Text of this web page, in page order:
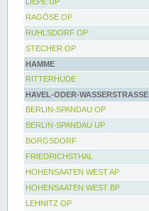
RAGÖSE OP
RUHLSDORF OP
STECHER OP
HAMME
RITTERHUDE
HAVEL-ODER-WASSERSTRASSE
BERLIN-SPANDAU OP
BERLIN-SPANDAU UP
BORGSDORF
FRIEDRICHSTHAL
HOHENSAATEN WEST AP
HOHENSAATEN WEST BP
LEHNITZ OP